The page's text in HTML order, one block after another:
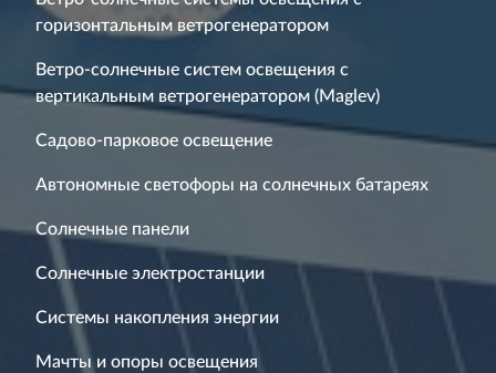
горизонтальным ветрогенератором
Ветро-солнечные систем освещения с
вертикальным ветрогенератором (Maglev)
Садово-парковое освещение
Автономные светофоры на солнечных батареях
Солнечные панели
Солнечные электростанции
Системы накопления энергии
Мачты и опоры освещения